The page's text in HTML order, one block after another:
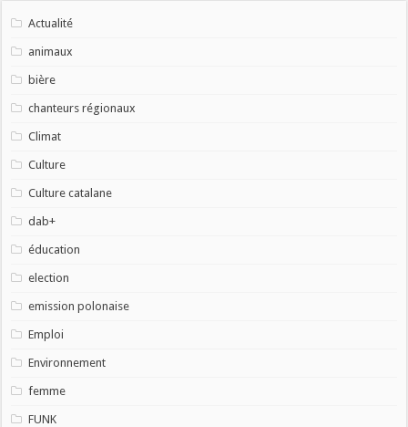
Actualité
animaux
bière
chanteurs régionaux
Climat
Culture
Culture catalane
dab+
éducation
election
emission polonaise
Emploi
Environnement
femme
FUNK